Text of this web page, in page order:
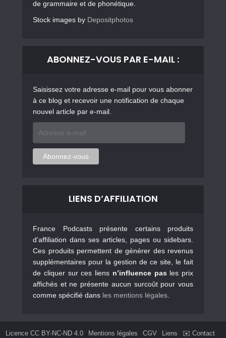
de grammaire et de phonétique.
Stock images by Depositphotos
ABONNEZ-VOUS PAR E-MAIL :
Saisissez votre adresse e-mail pour vous abonner
à ce blog et recevoir une notification de chaque
nouvel article par e-mail.
mail
Abonnez-vous
LIENS D’AFFILIATION
France Podcasts présente certains produits
d’affiliation dans ses articles, pages ou sidebars.
Ces produits permettent de générer des revenus
supplémentaires pour la gestion de ce site, le fait
de cliquer sur ces liens n’influence pas les prix
affichés et ne présente aucun surcoût pour vous
comme spécifié dans les mentions légales
Licence CC BY-NC-ND 4.0 Mentions légales CGV Liens ✉️ Contact